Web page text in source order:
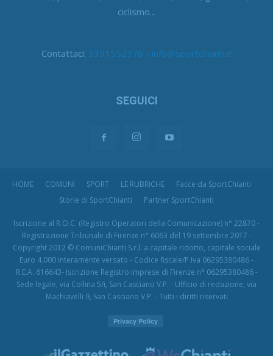
ciclismo...
Contattaci: 3391552376 - info@sportchianti.it
SEGUICI
HOME COMUNI SPORT LE RUBRICHE
Facce da SportChianti
Storie di SportChianti
Partner SportChianti
Iscrizione al R.O.C. (Registro Operatori della Comunicazione) n° 22870 -
Registrazione Tribunale di Firenze n° 6063 del 19 settembre 2017 -
Copyright 2012 © ComuniChianti S.r.l. a capitale ridotto, capitale sociale
Euro 4.000 interamente versato - Codice fiscale/P.Iva 06295380486 -
R.E.A. 616643- Iscrizione Registro Imprese di Firenze n° 06295380486 -
Sede legale, via Collina 5/i, San Casciano V.P. - Ufficio di redazione, via
Machiavelli 9, San Casciano V.P. - Tutti i diritti riservati